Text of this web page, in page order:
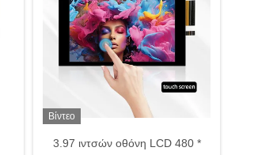
Βίντεο
3.97 ιντσών οθόνη LCD 480 *